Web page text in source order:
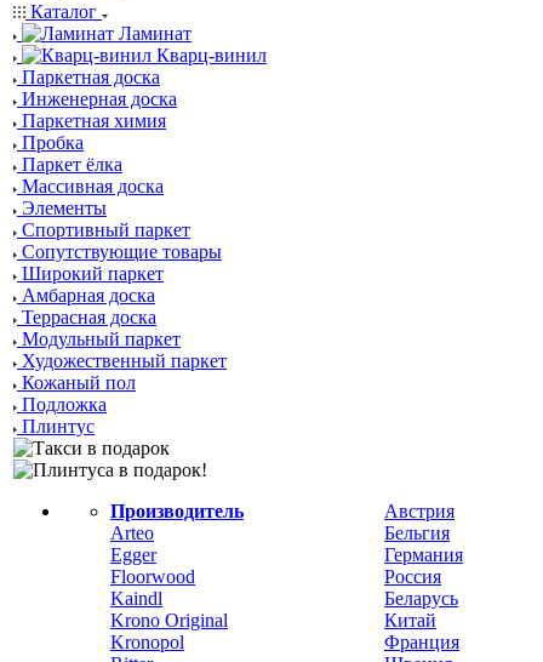
Каталог
Ламинат
Кварц-винил
Паркетная доска
Инженерная доска
Паркетная химия
Пробка
Паркет ёлка
Массивная доска
Элементы
Спортивный паркет
Сопутствующие товары
Широкий паркет
Амбарная доска
Террасная доска
Модульный паркет
Художественный паркет
Кожаный пол
Подложка
Плинтус
Производитель
Arteo
Egger
Floorwood
Kaindl
Krono Original
Kronopol
Австрия
Бельгия
Германия
Россия
Беларусь
Китай
Франция